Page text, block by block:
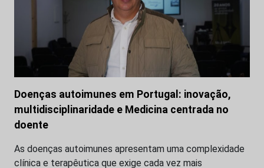
Doenças autoimunes em Portugal: inovação,
multidisciplinaridade e Medicina centrada no
doente
As doenças autoimunes apresentam uma complexidade
clínica e terapêutica que exige cada vez mais